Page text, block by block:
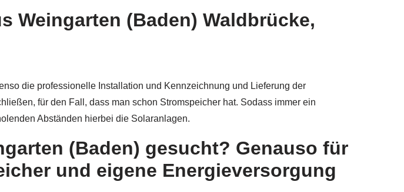
Weingarten (Baden) Waldbrücke,
die professionelle Installation und Kennzeichnung und Lieferung der
für den Fall, dass man schon Stromspeicher hat. Sodass immer ein
Abständen hierbei die Solaranlagen.
(Baden) gesucht? Genauso für
und eigene Energieversorgung